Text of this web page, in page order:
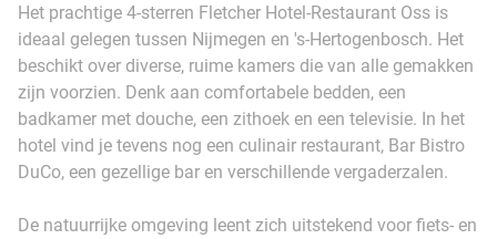
Het prachtige 4-sterren Fletcher Hotel-Restaurant Oss is
ideaal gelegen tussen Nijmegen en 's-Hertogenbosch. Het
beschikt over diverse, ruime kamers die van alle gemakken
zijn voorzien. Denk aan comfortabele bedden, een
badkamer met douche, een zithoek en een televisie. In het
hotel vind je tevens nog een culinair restaurant, Bar Bistro
DuCo, een gezellige bar en verschillende vergaderzalen.
De natuurrijke omgeving leent zich uitstekend voor fiets- en